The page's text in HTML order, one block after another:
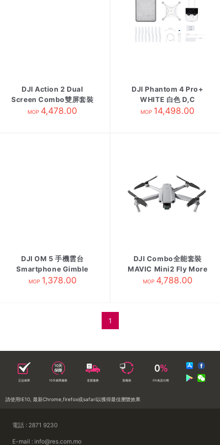
DJI Action 2 Dual
Screen Combo雙屏套裝
Black
MOP 4,478.00
DJI Phantom 4 Pro+
WHITE 白色 D,C
MOP 14,498.00
DJI OM 5 手機雲台
Smartphone Gimble
MOP 1,378.00
DJI Combo全能套裝
MAVIC Mini2 Fly More
MOP 4,788.00
1
正品保障 10天保障服務 送貨服務 落樓易 0%免息分期
請使用IE10, 最新Chrome,firefox或safari以獲得最佳瀏覽效果
電話 : 2871 9230
E-mail : info@res.com.mo